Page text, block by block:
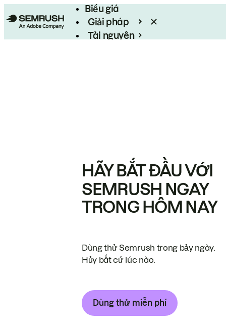
Biểu giá
Giải pháp
Tài nguyên
HÃY BẮT ĐẦU VỚI
SEMRUSH NGAY
TRONG HÔM NAY
Dùng thử Semrush trong bảy ngày.
Hủy bất cứ lúc nào.
Dùng thử miễn phí